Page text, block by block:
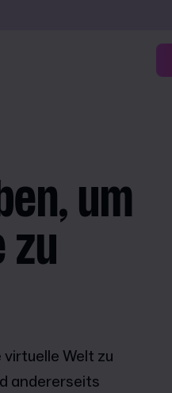
um
zu
Welt zu
andererseits